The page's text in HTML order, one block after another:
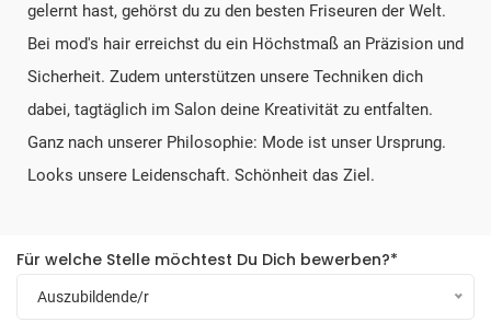
gelernt hast, gehörst du zu den besten Friseuren der Welt.
Bei mod's hair erreichst du ein Höchstmaß an Präzision und
Sicherheit. Zudem unterstützen unsere Techniken dich
dabei, tagtäglich im Salon deine Kreativität zu entfalten.
Ganz nach unserer Philosophie: Mode ist unser Ursprung.
Looks unsere Leidenschaft. Schönheit das Ziel.
Für welche Stelle möchtest Du Dich bewerben?*
Auszubildende/r